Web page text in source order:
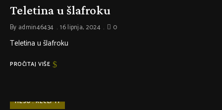
Teletina u šlafroku
By admin46434 16 lipnja, 2024 0
Teletina u šlafroku
PROČITAJ VIŠE
MESO RECEPTI